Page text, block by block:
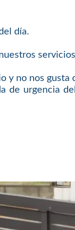
día.
y no nos
de urgencia